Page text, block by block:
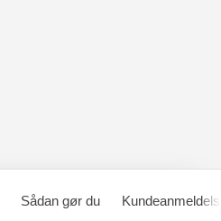
Sådan gør du